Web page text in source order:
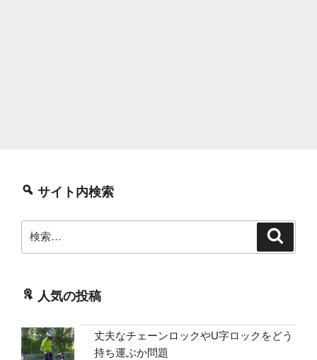
サイト内検索
索:
人気の投稿
丈夫なチェーンロックやU字ロックをどう
持ち運ぶか問題